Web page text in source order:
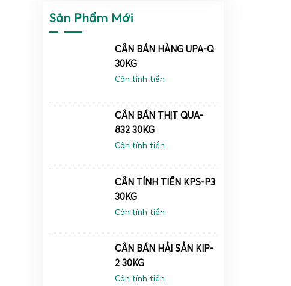
Sản Phẩm Mới
CÂN BÁN HÀNG UPA-Q
30KG
Cân tính tiền
CÂN BÁN THỊT QUA-
832 30KG
Cân tính tiền
CÂN TÍNH TIỀN KPS-P3
30KG
Cân tính tiền
CÂN BÁN HẢI SẢN KIP-
2 30KG
Cân tính tiền